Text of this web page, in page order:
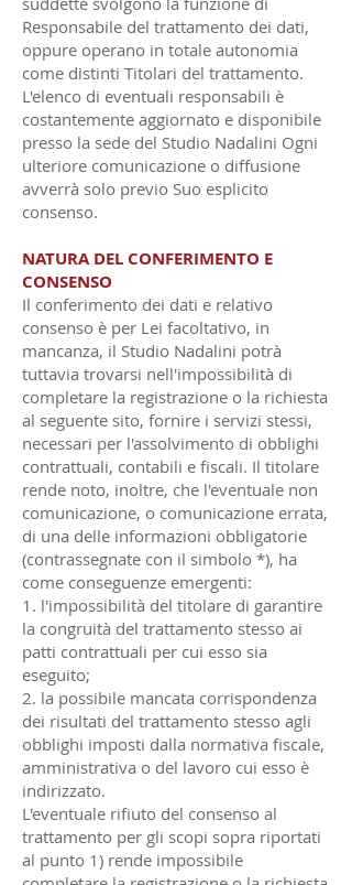
Responsabile del trattamento dei dati,
oppure operano in totale autonomia
come distinti Titolari del trattamento.
L'elenco di eventuali responsabili è
costantemente aggiornato e disponibile
presso la sede del Studio Nadalini Ogni
ulteriore comunicazione o diffusione
avverrà solo previo Suo esplicito
consenso.
NATURA DEL CONFERIMENTO E
CONSENSO
Il conferimento dei dati e relativo
consenso è per Lei facoltativo, in
mancanza, il Studio Nadalini potrà
tuttavia trovarsi nell'impossibilità di
completare la registrazione o la richiesta
al seguente sito, fornire i servizi stessi,
necessari per l'assolvimento di obblighi
contrattuali, contabili e fiscali. Il titolare
rende noto, inoltre, che l'eventuale non
comunicazione, o comunicazione errata,
di una delle informazioni obbligatorie
(contrassegnate con il simbolo *), ha
come conseguenze emergenti:
1. l'impossibilità del titolare di garantire
la congruità del trattamento stesso ai
patti contrattuali per cui esso sia
eseguito;
2. la possibile mancata corrispondenza
dei risultati del trattamento stesso agli
obblighi imposti dalla normativa fiscale,
amministrativa o del lavoro cui esso è
indirizzato.
L'eventuale rifiuto del consenso al
trattamento per gli scopi sopra riportati
al punto 1) rende impossibile